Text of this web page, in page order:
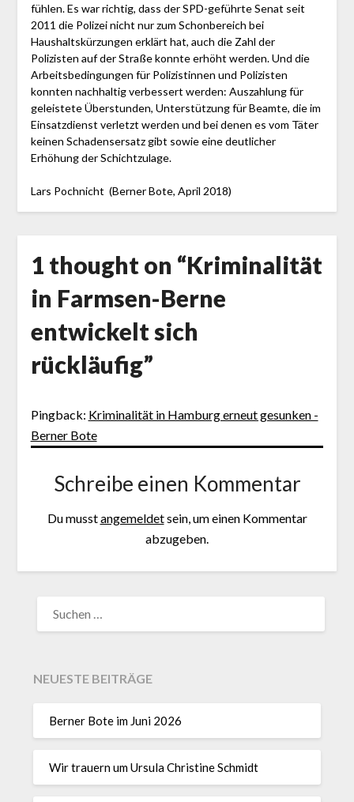
fühlen. Es war richtig, dass der SPD-geführte Senat seit
2011 die Polizei nicht nur zum Schonbereich bei
Haushaltskürzungen erklärt hat, auch die Zahl der
Polizisten auf der Straße konnte erhöht werden. Und die
Arbeitsbedingungen für Polizistinnen und Polizisten
konnten nachhaltig verbessert werden: Auszahlung für
geleistete Überstunden, Unterstützung für Beamte, die im
Einsatzdienst verletzt werden und bei denen es vom Täter
keinen Schadensersatz gibt sowie eine deutlicher
Erhöhung der Schichtzulage.
Lars Pochnicht (Berner Bote, April 2018)
1 thought on “Kriminalität
in Farmsen-Berne
entwickelt sich
rückläufig”
Pingback: Kriminalität in Hamburg erneut gesunken -
Berner Bote
Schreibe einen Kommentar
Du musstangemeldetsein, um einen Kommentar
abzugeben.
NEUESTE BEITRÄGE
Berner Bote im Juni 2026
Wir trauern um Ursula Christine Schmidt